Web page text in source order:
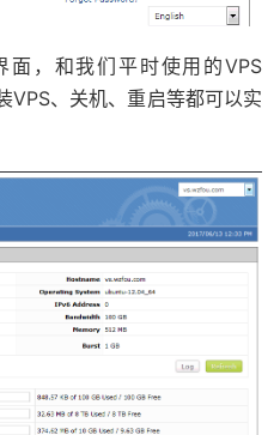
面，和我们平时使用的VPS
VPS、关机、重启等都可以实